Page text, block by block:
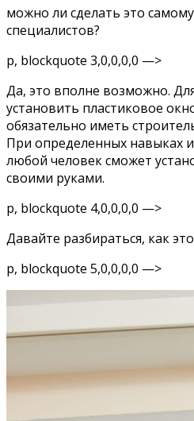
можно ли сделать это
специалистов?
p, blockquote 3,0,0,0,0 —>
Да, это вполне возможно.
установить пластиковое
обязательно иметь
При определенных навыках
любой человек сможет
своими руками.
p, blockquote 4,0,0,0,0 —>
Давайте разбираться, как
p, blockquote 5,0,0,0,0 —>